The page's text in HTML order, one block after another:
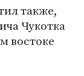
также,
Чукотка
востоке